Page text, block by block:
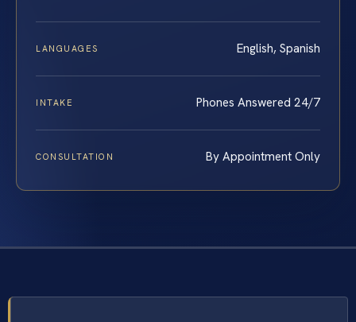
LANGUAGES English, Spanish
INTAKE Phones Answered 24/7
CONSULTATION By Appointment Only